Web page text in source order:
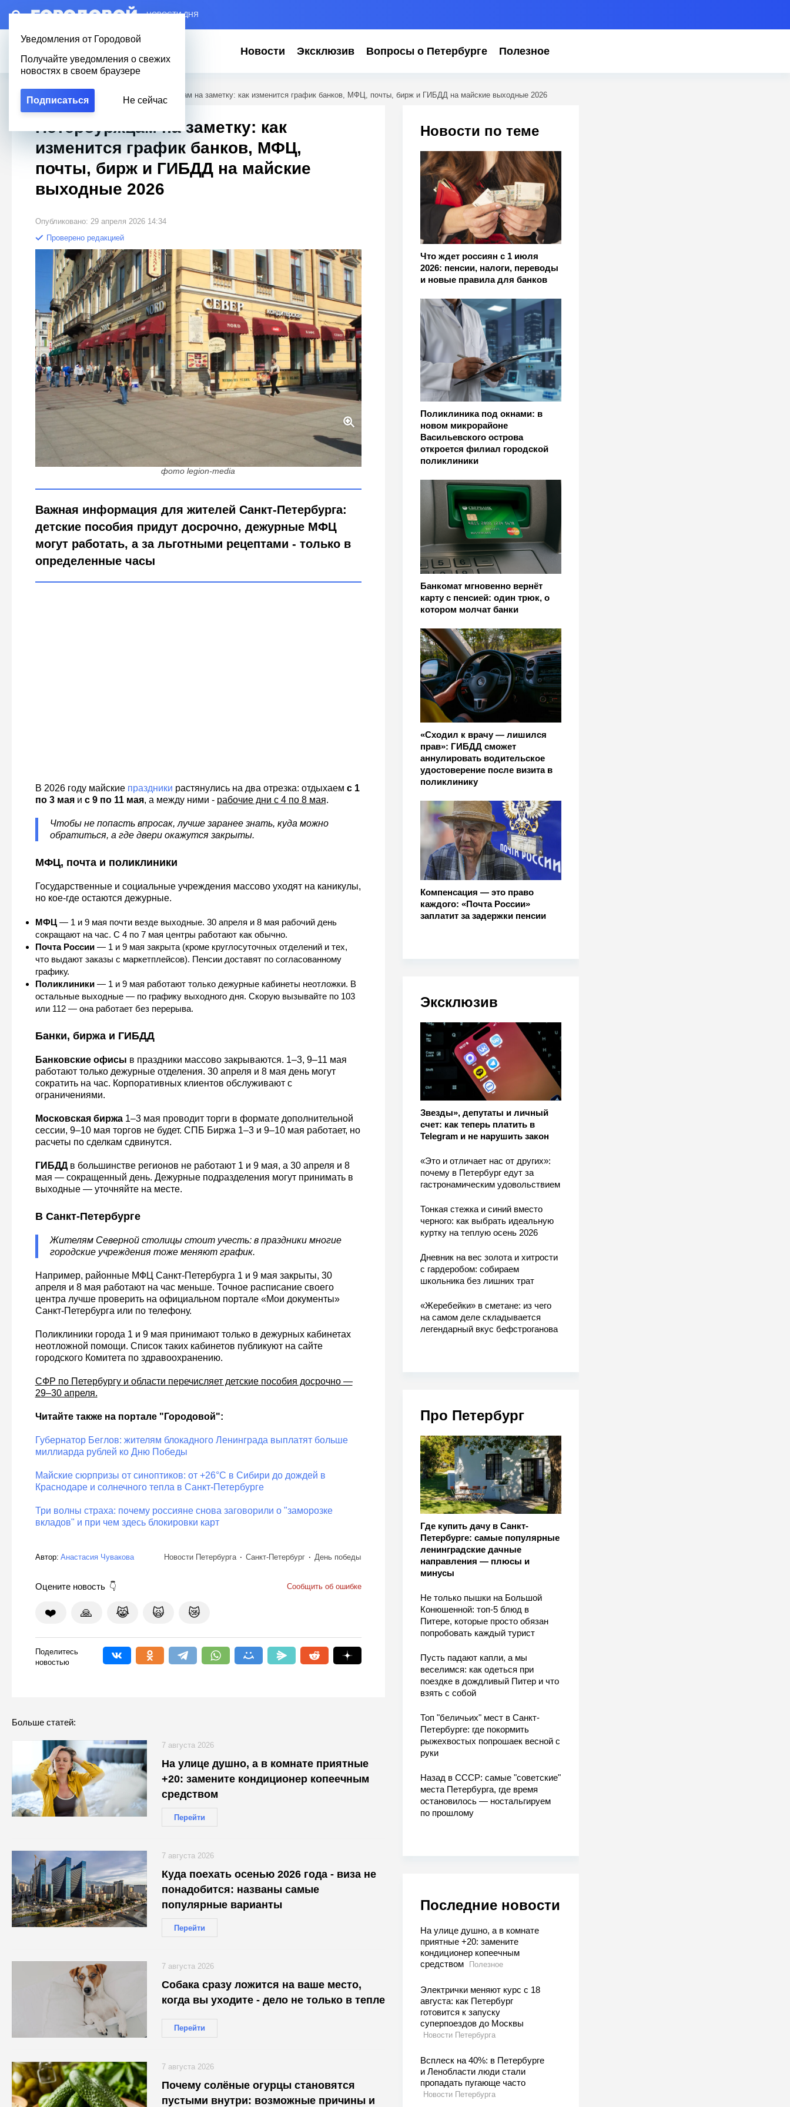
– НОВОСТИ ДНЯ
Уведомления от Городовой
Получайте уведомления о свежих
новостях в своем браузере
Подписаться Не сейчас
Новости Эксклюзив Вопросы о Петербурге Полезное
Городовой Новости Петербурга Петербуржцам на заметку: как изменится график банков, МФЦ, почты, бирж и ГИБДД на майские выходные 2026
Новости по теме
Что ждет россиян с 1 июля
2026: пенсии, налоги, переводы
и новые правила для банков
Поликлиника под окнами: в
новом микрорайоне
Васильевского острова
откроется филиал городской
поликлиники
Банкомат мгновенно вернёт
карту с пенсией: один трюк, о
котором молчат банки
«Сходил к врачу — лишился
прав»: ГИБДД сможет
аннулировать водительское
удостоверение после визита в
поликлинику
Компенсация — это право
каждого: «Почта России»
заплатит за задержки пенсии
Эксклюзив
Звезды», депутаты и личный
счет: как теперь платить в
Telegram и не нарушить закон
«Это и отличает нас от других»:
почему в Петербург едут за
гастронамическим удовольствием
Тонкая стежка и синий вместо
черного: как выбрать идеальную
куртку на теплую осень 2026
Дневник на вес золота и хитрости
с гардеробом: собираем
школьника без лишних трат
«Жеребейки» в сметане: из чего
на самом деле складывается
легендарный вкус бефстроганова
Про Петербург
Где купить дачу в Санкт-
Петербурге: самые популярные
ленинградские дачные
направления — плюсы и
минусы
Не только пышки на Большой
Конюшенной: топ-5 блюд в
Питере, которые просто обязан
попробовать каждый турист
Пусть падают капли, а мы
веселимся: как одеться при
поездке в дождливый Питер и что
взять с собой
Топ "беличьих" мест в Санкт-
Петербурге: где покормить
рыжехвостых попрошаек весной с
руки
Назад в СССР: самые "советские"
места Петербурга, где время
остановилось — ностальгируем
по прошлому
Последние новости
На улице душно, а в комнате
приятные +20: замените
кондиционер копеечным
средством
Полезное
Электрички меняют курс с 18
августа: как Петербург
готовится к запуску
суперпоездов до Москвы
Новости Петербурга
Всплеск на 40%: в Петербурге
и Ленобласти люди стали
пропадать пугающе часто
Новости Петербурга
Петербуржцам на заметку: как
изменится график банков, МФЦ,
почты, бирж и ГИБДД на майские
выходные 2026
Опубликовано: 29 апреля 2026 14:34
Проверено редакцией
Петербуржцам на заметку: как изменится график банков, МФЦ, почты, бирж и
ГИБДД на майские выходные 2026
фото legion-media
Важная информация для жителей Санкт-Петербурга:
детские пособия придут досрочно, дежурные МФЦ
могут работать, а за льготными рецептами - только в
определенные часы
В 2026 году майские праздники растянулись на два отрезка: отдыхаем с 1
по 3 маяи с 9 по 11 мая, а между ними - рабочие дни с 4 по 8 мая.
Чтобы не попасть впросак, лучше заранее знать, куда можно
обратиться, а где двери окажутся закрыты.
МФЦ, почта и поликлиники
Государственные и социальные учреждения массово уходят на каникулы,
но кое-где остаются дежурные.
МФЦ— 1 и 9 мая почти везде выходные. 30 апреля и 8 мая рабочий день
сокращают на час. С 4 по 7 мая центры работают как обычно.
Почта России— 1 и 9 мая закрыта (кроме круглосуточных отделений и тех,
что выдают заказы с маркетплейсов). Пенсии доставят по согласованному
графику.
Поликлиники— 1 и 9 мая работают только дежурные кабинеты неотложки. В
остальные выходные — по графику выходного дня. Скорую вызывайте по 103
или 112 — она работает без перерыва.
Банки, биржа и ГИБДД
Банковские офисы в праздники массово закрываются. 1–3, 9–11 мая
работают только дежурные отделения. 30 апреля и 8 мая день могут
сократить на час. Корпоративных клиентов обслуживают с
ограничениями.
Московская биржа1–3 мая проводит торги в формате дополнительной
сессии, 9–10 мая торгов не будет. СПБ Биржа 1–3 и 9–10 мая работает, но
расчеты по сделкам сдвинутся.
ГИБДДв большинстве регионов не работают 1 и 9 мая, а 30 апреля и 8
мая — сокращенный день. Дежурные подразделения могут принимать в
выходные — уточняйте на месте.
В Санкт-Петербурге
Жителям Северной столицы стоит учесть: в праздники многие
городские учреждения тоже меняют график.
Например, районные МФЦ Санкт-Петербурга 1 и 9 мая закрыты, 30
апреля и 8 мая работают на час меньше. Точное расписание своего
центра лучше проверить на официальном портале «Мои документы»
Санкт-Петербурга или по телефону.
Поликлиники города 1 и 9 мая принимают только в дежурных кабинетах
неотложной помощи. Список таких кабинетов публикуют на сайте
городского Комитета по здравоохранению.
СФР по Петербургу и области перечисляет детские пособия досрочно —
29–30 апреля.
Читайте также на портале "Городовой":
Губернатор Беглов: жителям блокадного Ленинграда выплатят больше
миллиарда рублей ко Дню Победы
Майские сюрпризы от синоптиков: от +26°C в Сибири до дождей в
Краснодаре и солнечного тепла в Санкт-Петербурге
Три волны страха: почему россияне снова заговорили о "заморозке
вкладов" и при чем здесь блокировки карт
Автор: Анастасия Чувакова Новости Петербурга Санкт-Петербург День победы
Оцените новость Сообщить об ошибке
❤️ 🙏 😹 🙀 😿
Поделитесь
новостью
Больше статей:
На улице душно, а в комнате приятные
+20: замените кондиционер копеечным
средством
Перейти
7 августа 2026
Куда поехать осенью 2026 года - виза не
понадобится: названы самые
популярные варианты
Перейти
7 августа 2026
Собака сразу ложится на ваше место,
когда вы уходите - дело не только в тепле
Перейти
7 августа 2026
Почему солёные огурцы становятся
пустыми внутри: возможные причины и
7 августа 2026